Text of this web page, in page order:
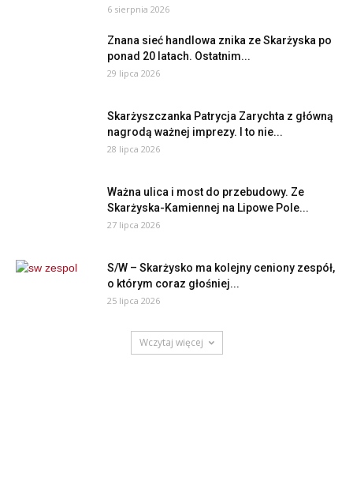
6 sierpnia 2026
Znana sieć handlowa znika ze Skarżyska po
ponad 20 latach. Ostatnim...
29 lipca 2026
Skarżyszczanka Patrycja Zarychta z główną
nagrodą ważnej imprezy. I to nie...
28 lipca 2026
Ważna ulica i most do przebudowy. Ze
Skarżyska-Kamiennej na Lipowe Pole...
27 lipca 2026
S/W – Skarżysko ma kolejny ceniony zespół,
o którym coraz głośniej...
25 lipca 2026
Wczytaj więcej